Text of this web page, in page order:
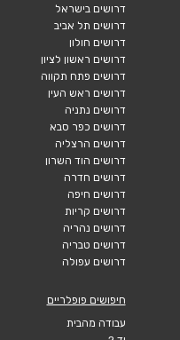
דרושים בישראל
דרושים תל אביב
דרושים חולון
דרושים ראשון לציון
דרושים פתח תקווה
דרושים ראש העין
דרושים נתניה
דרושים כפר סבא
דרושים הרצליה
דרושים הוד השרון
דרושים חדרה
דרושים חיפה
דרושים קריות
דרושים נהריה
דרושים טבריה
דרושים עפולה
חיפושים פופלריים
עבודה מהבית